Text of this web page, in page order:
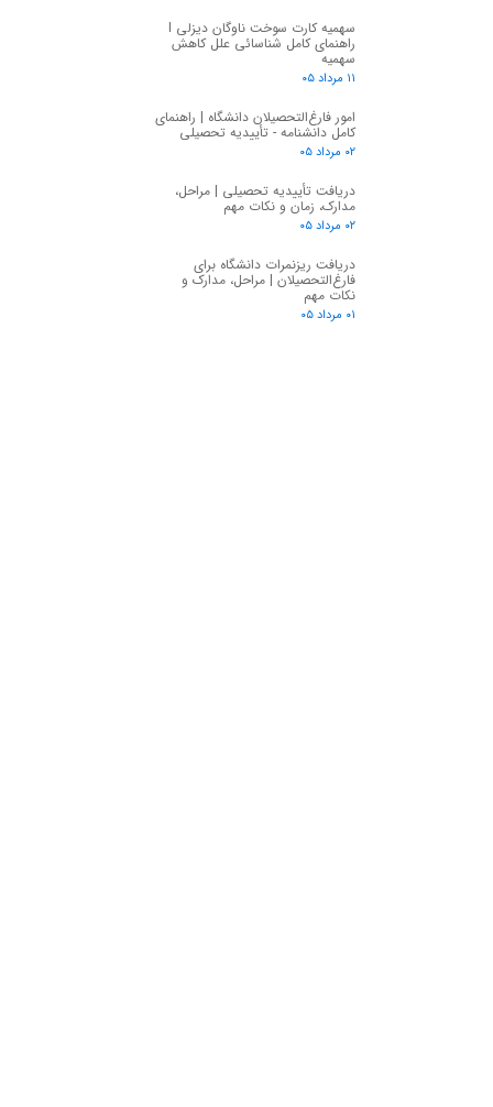
سهمیه کارت سوخت ناوگان دیزلی I
راهنمای کامل شناسائی علل کاهش
سهمیه
۱۱ مرداد ۰۵
امور فارغ‌التحصیلان دانشگاه | راهنمای
کامل دانشنامه - تأییدیه تحصیلی
۰۲ مرداد ۰۵
دریافت تأییدیه تحصیلی | مراحل،
مدارک، زمان و نکات مهم
۰۲ مرداد ۰۵
دریافت ریزنمرات دانشگاه برای
فارغ‌التحصیلان | مراحل، مدارک و
نکات مهم
۰۱ مرداد ۰۵